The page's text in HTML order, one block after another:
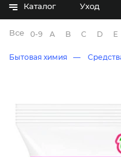
Каталог Уход
Все бренды
0-9 A B C D E
Бытовая химия